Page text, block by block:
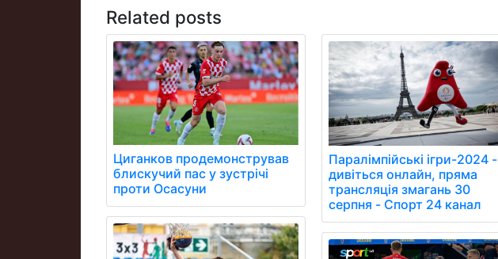
Related posts
Циганков продемонстрував
блискучий пас у зустрічі
проти Осасуни
Паралімпійські ігри-2024 -
дивіться онлайн, пряма
трансляція змагань 30
серпня - Спорт 24 канал